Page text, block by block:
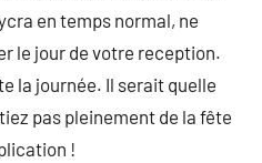
en temps normal, ne
le jour de votre reception.
la journée. Il serait quelle
pas pleinement de la fête
!